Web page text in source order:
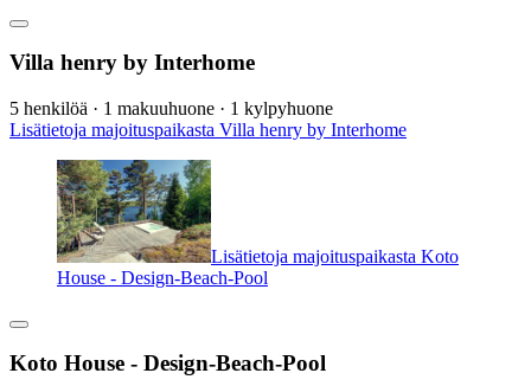
Villa henry by Interhome
5 henkilöä · 1 makuuhuone · 1 kylpyhuone
Lisätietoja majoituspaikasta Villa henry by Interhome
Lisätietoja majoituspaikasta Koto
House - Design-Beach-Pool
Koto House - Design-Beach-Pool